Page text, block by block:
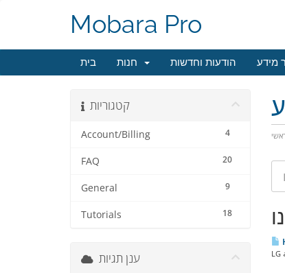
Mobara Pro
בית הודעות וחדשות מידע
קטגוריות
4
Account/Billing
20
FAQ
9
General
18
Tutorials
ענן תגיות